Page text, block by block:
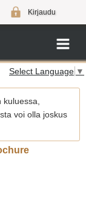
Kirjaudu
Select Language ▼
voi olla joskus